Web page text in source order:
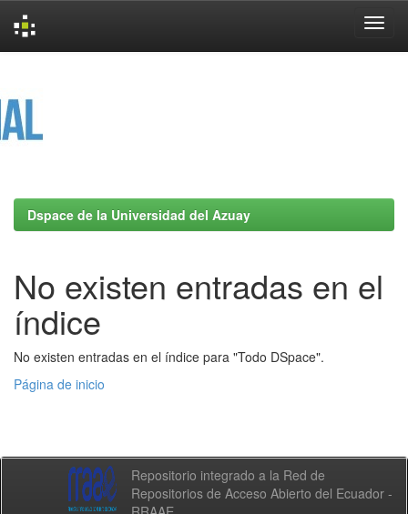
Dspace de la Universidad del Azuay
No existen entradas en el
índice
No existen entradas en el índice para "Todo DSpace".
Página de inicio
Repositorio integrado a la Red de
Repositorios de Acceso Abierto del Ecuador -